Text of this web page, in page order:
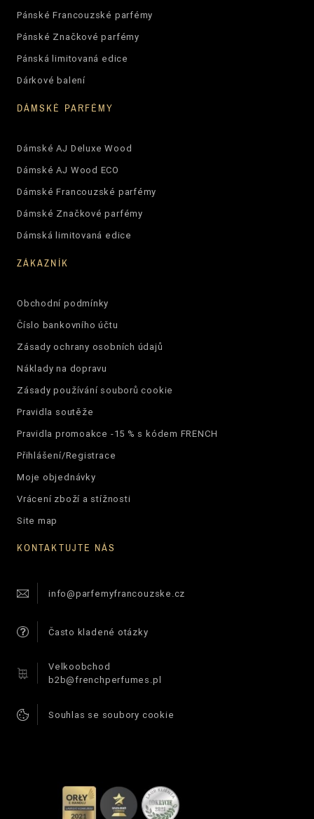
Pánské Francouzské parfémy
Pánské Značkové parfémy
Pánská limitovaná edice
Dárkové balení
DÁMSKÉ PARFÉMY
Dámské AJ Deluxe Wood
Dámské AJ Wood ECO
Dámské Francouzské parfémy
Dámské Značkové parfémy
Dámská limitovaná edice
ZÁKAZNÍK
Obchodní podmínky
Číslo bankovního účtu
Zásady ochrany osobních údajů
Náklady na dopravu
Zásady používání souborů cookie
Pravidla soutěže
Pravidla promoakce -15 % s kódem FRENCH
Přihlášení/Registrace
Moje objednávky
Vrácení zboží a stížnosti
Site map
KONTAKTUJTE NÁS
info@parfemyfrancouzske.cz
Často kladené otázky
Velkoobchod
b2b@frenchperfumes.pl
Souhlas se soubory cookie